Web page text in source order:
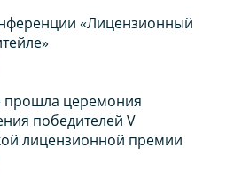
«Лицензионный
прошла церемония
победителей V
лицензионной премии